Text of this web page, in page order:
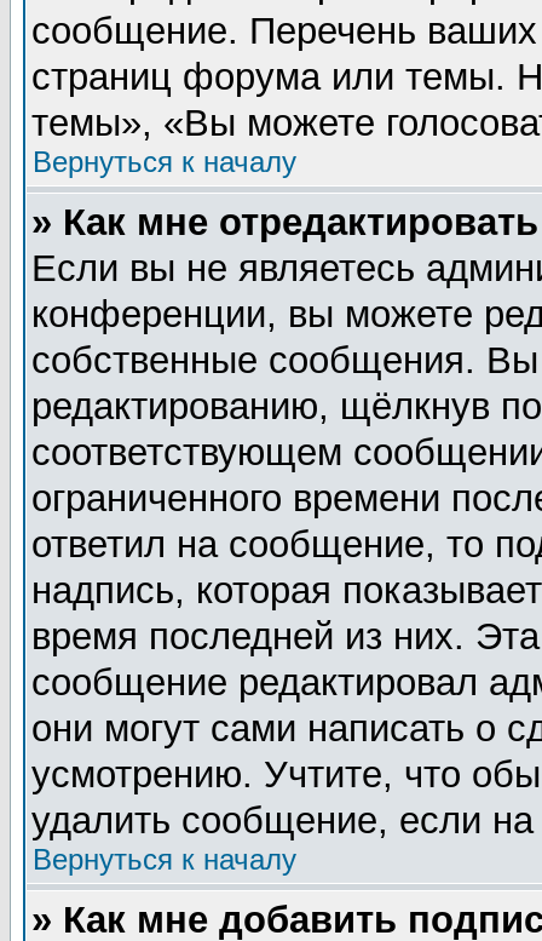
сообщение. Перечень ваших
страниц форума или темы.
темы», «Вы можете
Вернуться к началу
» Как мне
Если вы не являетесь
конференции, вы можете
собственные сообщения.
редактированию, щёлкнув
соответствующем
ограниченного времени
ответил на сообщение, то
надпись, которая
время последней из них.
сообщение редактировал
они могут сами написать о
усмотрению. Учтите, что
удалить сообщение, если на
Вернуться к началу
» Как мне добавить